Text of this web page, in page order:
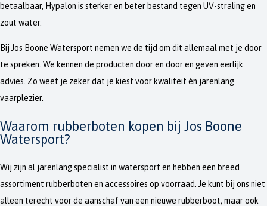
betaalbaar, Hypalon is sterker en beter bestand tegen UV-straling en
zout water.
Bij Jos Boone Watersport nemen we de tijd om dit allemaal met je door
te spreken. We kennen de producten door en door en geven eerlijk
advies. Zo weet je zeker dat je kiest voor kwaliteit én jarenlang
vaarplezier.
Waarom rubberboten kopen bij Jos Boone
Watersport?
Wij zijn al jarenlang specialist in watersport en hebben een breed
assortiment rubberboten en accessoires op voorraad. Je kunt bij ons niet
alleen terecht voor de aanschaf van een nieuwe rubberboot, maar ook